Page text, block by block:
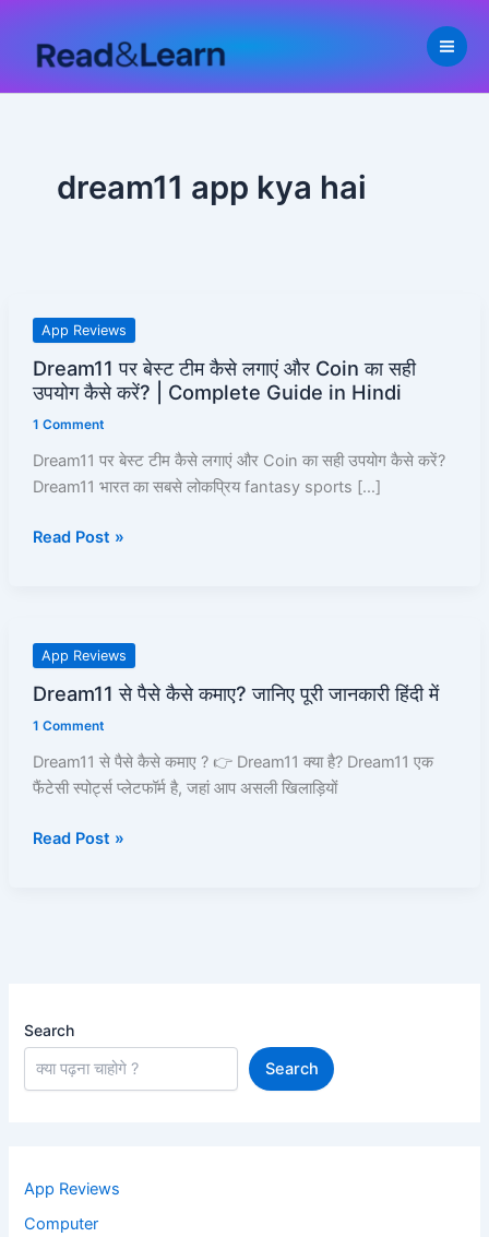
content
dream11 app kya hai
App Reviews
Dream11 पर बेस्ट टीम कैसे लगाएं और Coin का सही
उपयोग कैसे करें? | Complete Guide in Hindi
1 Comment
Dream11 पर बेस्ट टीम कैसे लगाएं और Coin का सही उपयोग कैसे करें?
Dream11 भारत का सबसे लोकप्रिय fantasy sports […]
Dream11
बेस्ट
कैसे
लगाएं
और
का
करें?
|
Complete
Guide
Hindi
Read Post »
App Reviews
Dream11 से पैसे कैसे कमाए? जानिए पूरी जानकारी हिंदी में
1 Comment
Dream11 से पैसे कैसे कमाए ? 👉 Dream11 क्या है? Dream11 एक
फैंटेसी स्पोर्ट्स प्लेटफॉर्म है, जहां आप असली खिलाड़ियों
Dream11
पैसे
कैसे
कमाए?
जानिए
जानकारी
Read Post »
Search
Search
App Reviews
Computer